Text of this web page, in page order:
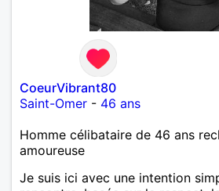
CoeurVibrant80
Saint-Omer - 46 ans
Homme célibataire de 46 ans
amoureuse
Je suis ici avec une intention